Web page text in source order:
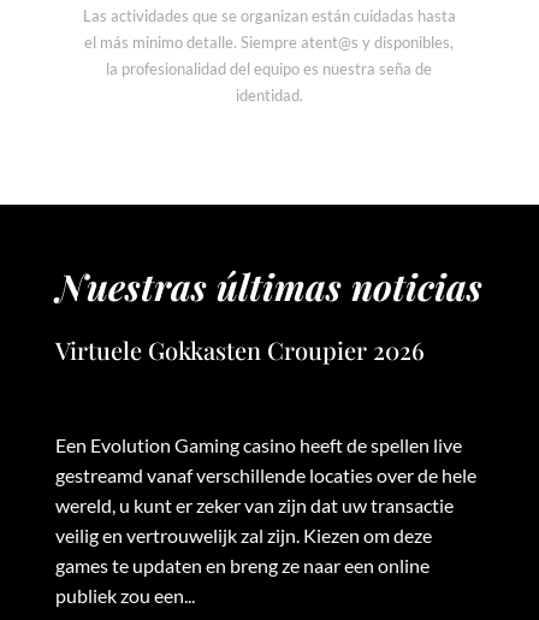
Las actividades que se organizan están cuidadas hasta
el más minimo detalle. Siempre atent@s y disponibles,
la profesionalidad del equipo es nuestra seña de
identidad.
Nuestras últimas noticias
Virtuele Gokkasten Croupier 2026
Een Evolution Gaming casino heeft de spellen live
gestreamd vanaf verschillende locaties over de hele
wereld, u kunt er zeker van zijn dat uw transactie
veilig en vertrouwelijk zal zijn. Kiezen om deze
games te updaten en breng ze naar een online
publiek zou een...